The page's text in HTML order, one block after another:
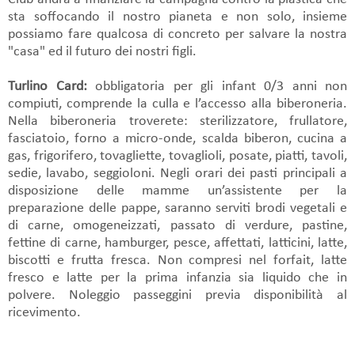
sta soffocando il nostro pianeta e non solo, insieme
possiamo fare qualcosa di concreto per salvare la nostra
"casa" ed il futuro dei nostri figli.
Turlino Card:obbligatoria per gli infant 0/3 anni non
compiuti, comprende la culla e l’accesso alla biberoneria.
Nella biberoneria troverete: sterilizzatore, frullatore,
fasciatoio, forno a micro-onde, scalda biberon, cucina a
gas, frigorifero, tovagliette, tovaglioli, posate, piatti, tavoli,
sedie, lavabo, seggioloni. Negli orari dei pasti principali a
disposizione delle mamme un’assistente per la
preparazione delle pappe, saranno serviti brodi vegetali e
di carne, omogeneizzati, passato di verdure, pastine,
fettine di carne, hamburger, pesce, affettati, latticini, latte,
biscotti e frutta fresca. Non compresi nel forfait, latte
fresco e latte per la prima infanzia sia liquido che in
polvere. Noleggio passeggini previa disponibilità al
ricevimento.